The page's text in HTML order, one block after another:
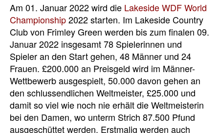
Am 01. Januar 2022 wird die Lakeside WDF World
Championship2022 starten. Im Lakeside Country
Club von Frimley Green werden bis zum finalen 09.
Januar 2022 insgesamt 78 Spielerinnen und
Spieler an den Start gehen, 48 Männer und 24
Frauen. £200.000 an Preisgeld wird im Männer-
Wettbewerb ausgespielt, 50.000 davon gehen an
den schlussendlichen Weltmeister, £25.000 und
damit so viel wie noch nie erhält die Weltmeisterin
bei den Damen, wo unterm Strich 87.500 Pfund
ausgeschüttet werden. Erstmalig werden auch